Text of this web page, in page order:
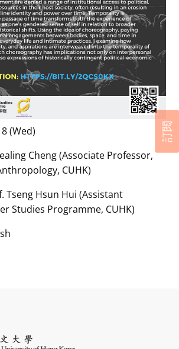
(Wed)
Cheng (Associate Professor,
CUHK)
Tseng Hsun Hui (Assistant
Studies Programme, CUHK)
訂閱